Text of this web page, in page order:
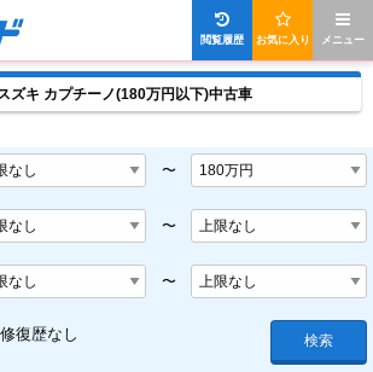
メニュー
お気に入り
閲覧履歴
ズキ カプチーノ(180万円以下)中古車
〜
〜
〜
修復歴なし 検索